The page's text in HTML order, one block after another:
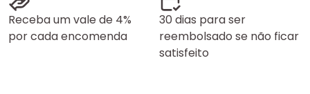
Receba um vale de 4%
por cada encomenda
30 dias para ser
reembolsado se não ficar
satisfeito